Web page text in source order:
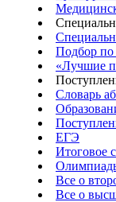
Подбор по
«Лучшие
Словарь
ЕГЭ
Итоговое
Все о
Все о